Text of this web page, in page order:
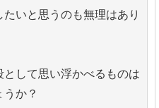
いと思うのも無理はあり
して思い浮かべるものは
か？